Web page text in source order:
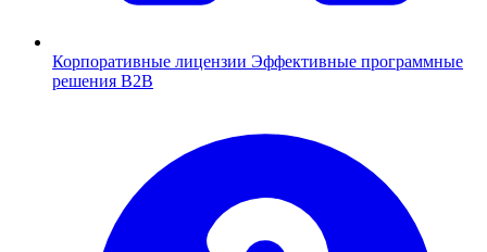
Корпоративные лицензии Эффективные программные
решения B2B